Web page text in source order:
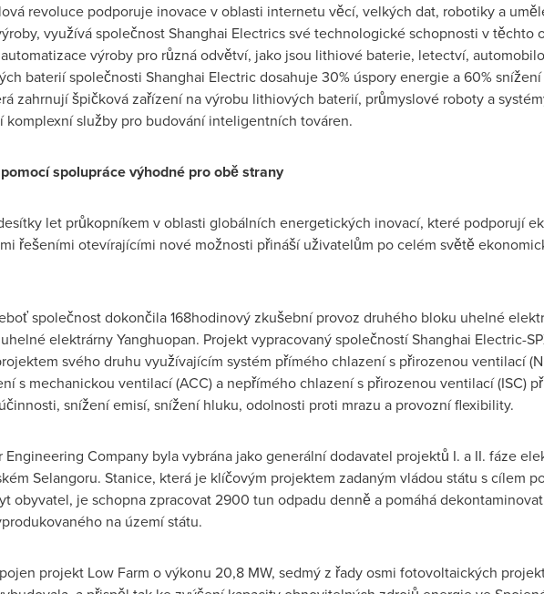
revoluce podporuje inovace v oblasti internetu věcí, velkých dat, robotiky a
využívá společnost Shanghai Electrics své technologické schopnosti v těchto
výroby pro různá odvětví, jako jsou lithiové baterie, letectví,
baterií společnosti Shanghai Electric dosahuje 30% úspory energie a 60%
zahrnují špičková zařízení na výrobu lithiových baterií, průmyslové roboty a
služby pro budování inteligentních továren.
spolupráce výhodné pro obě strany
let průkopníkem v oblasti globálních energetických inovací, které podporují
řešeními otevírajícími nové možnosti přináší uživatelům po celém světě
společnost dokončila 168hodinový zkušební provoz druhého bloku uhelné
elektrárny Yanghuopan. Projekt vypracovaný společností Shanghai Electric-
svého druhu využívajícím systém přímého chlazení s přirozenou ventilací
s mechanickou ventilací (ACC) a nepřímého chlazení s přirozenou ventilací (ISC)
snížení emisí, snížení hluku, odolnosti proti mrazu a provozní flexibility.
Company byla vybrána jako generální dodavatel projektů I. a II. fáze
Selangoru. Stanice, která je klíčovým projektem zadaným vládou státu s cílem
obyvatel, je schopna zpracovat 2900 tun odpadu denně a pomáhá
na území státu.
projekt Low Farm o výkonu 20,8 MW, sedmý z řady osmi fotovoltaických